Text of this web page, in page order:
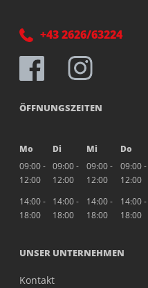
+43 2626/63224
ÖFFNUNGSZEITEN
Mo Di Mi Do
09:00 -
12:00
09:00 -
12:00
09:00 -
12:00
09:00 -
12:00
14:00 -
18:00
14:00 -
18:00
14:00 -
18:00
14:00 -
18:00
UNSER UNTERNEHMEN
Kontakt